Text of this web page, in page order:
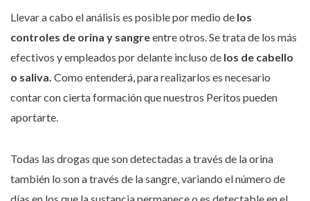
Llevar a cabo el análisis es posible por medio de los
controles de orina y sangreentre otros. Se trata de los más
efectivos y empleados por delante incluso de los de cabello
o saliva. Como entenderá, para realizarlos es necesario
contar con cierta formación que nuestros Peritos pueden
aportarte.
Todas las drogas que son detectadas a través de la orina
también lo son a través de la sangre, variando el número de